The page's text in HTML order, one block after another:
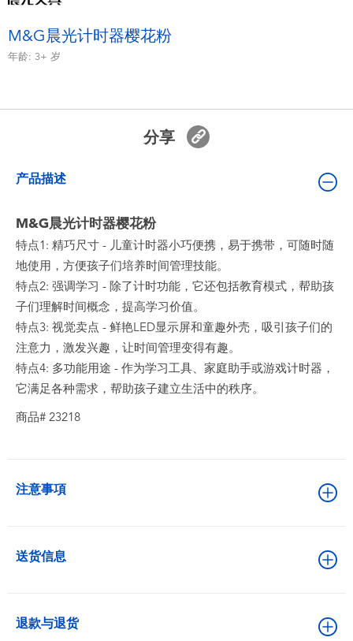
模仿，化妆及造型系列
夏日
新登场
玩具促销
玩具清货
M&G晨光计时器樱花粉
年龄: 3+ 岁
分享
产品描述
M&G晨光计时器樱花粉
特点1: 精巧尺寸 - 儿童计时器小巧便携，易于携带，可随时随
地使用，方便孩子们培养时间管理技能。
特点2: 强调学习 - 除了计时功能，它还包括教育模式，帮助孩
子们理解时间概念，提高学习价值。
特点3: 视觉卖点 - 鲜艳LED显示屏和童趣外壳，吸引孩子们的
注意力，激发兴趣，让时间管理变得有趣。
特点4: 多功能用途 - 作为学习工具、家庭助手或游戏计时器，
它满足各种需求，帮助孩子建立生活中的秩序。
商品# 23218
注意事項
送货信息
退款与退货